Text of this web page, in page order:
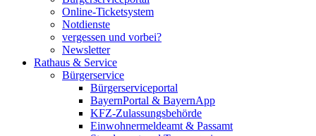
Online-Ticketsystem
Notdienste
vergessen und vorbei?
Newsletter
Rathaus & Service
Bürgerservice
Bürgerserviceportal
BayernPortal & BayernApp
KFZ-Zulassungsbehörde
Einwohnermeldeamt & Passamt